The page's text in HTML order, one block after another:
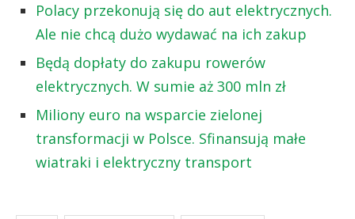
Polacy przekonują się do aut elektrycznych.
Ale nie chcą dużo wydawać na ich zakup
Będą dopłaty do zakupu rowerów
elektrycznych. W sumie aż 300 mln zł
Miliony euro na wsparcie zielonej
transformacji w Polsce. Sfinansują małe
wiatraki i elektryczny transport